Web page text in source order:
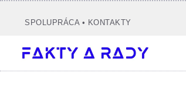
SPOLUPRÁCA• KONTAKTY